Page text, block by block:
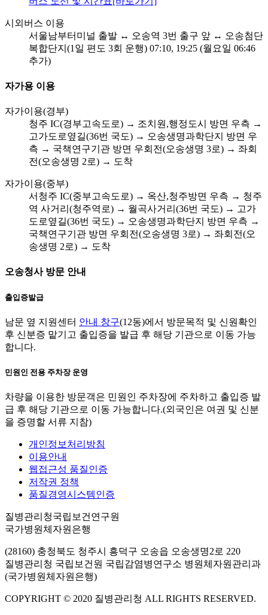
시외버스 이용
서울남부터미널 출발 ↔ 오송역 3번 출구 앞 ↔ 오송첨단
복합단지(1일 편도 3회 운행) 07:10, 19:25 (월요일 06:46
추가)
자가용 이용
자가이용(경부)
청주 IC(경부고속도로) → 조치원,행정도시 방면 우측 →
고가도로옆길(36번 국도) → 오송생명과학단지 방면 우
측 → 국책연구기관 방면 우회전(오송생명 3로) → 좌회
전(오송생명 2로) → 도착
자가이용(중부)
서청주 IC(중부고속도로) → 옥산,청주방면 우측 → 청주
역 사거리(청주역로) → 월곡사거리(36번 국도) → 고가
도로옆길(36번 국도) → 오송생명과학단지 방면 우측 →
국책연구기관 방면 우회전(오송생명 3로) → 좌회전(오
송생명 2로) → 도착
오송청사 방문 안내
출입증발급
남문 옆 지원센터 안내 창구(12동)에서 방문목적 및 신원확인
후 신분증 맡기고 출입증을 발급 후 해당 기관으로 이동 가능
합니다.
민원인 전용 주차장 운영
차량을 이용한 방문객은 민원인 주차장에 주차하고 출입증 발
급 후 해당 기관으로 이동 가능합니다.(외국인은 여권 및 신분
을 증명할 서류 지참)
개인정보처리방침
이용안내
웹접근성 품질인증
저작권 정책
품질경영시스템인증
질병관리청국립보건연구원
국가병원체자원은행
(28160) 충청북도 청주시 흥덕구 오송읍 오송생명2로 220
질병관리청 국립보건원 국립감염병연구소 병원체자원관리과
(국가병원체자원은행)
COPYRIGHT © 2020 질병관리청 ALL RIGHTS RESERVED.